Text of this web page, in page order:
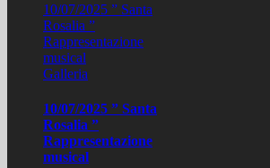
10/07/2025 ” Santa
Rosalia ”
Rappresentazione
musical
Galleria
10/07/2025 ” Santa
Rosalia ”
Rappresentazione
musical